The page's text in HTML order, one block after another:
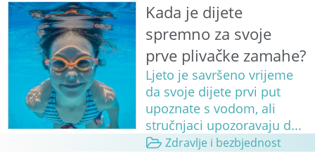
Kada je dijete
spremno za svoje
prve plivačke zamahe?
Ljeto je savršeno vrijeme
da svoje dijete prvi put
upoznate s vodom, ali
stručnjaci upozoravaju d...
Zdravlje i bezbjednost